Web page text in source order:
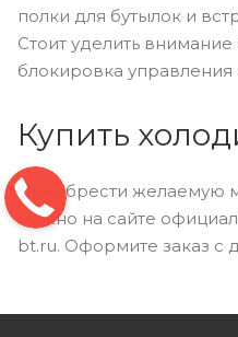
полки для бутылок и
Стоит уделить
блокировка управления
Купить
Приобрести желаемую
можно на сайте
bt.ru. Оформите заказ с